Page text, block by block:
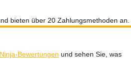
bieten über 20 Zahlungsmethoden an.
Bewertungen und sehen Sie, was